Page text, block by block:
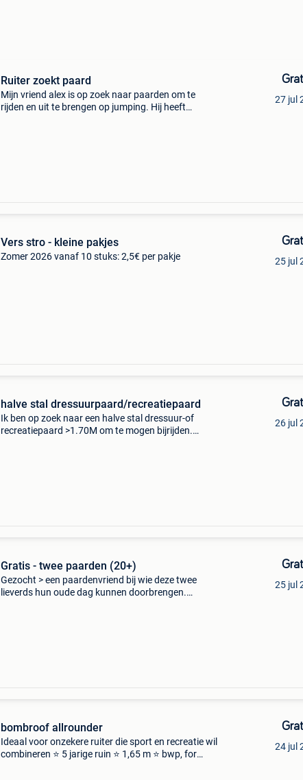
Ruiter zoekt paard
Mijn vriend alex is op zoek naar paarden om te
rijden en uit te brengen op jumping. Hij heeft
27 jul
Vers stro - kleine pakjes
Zomer 2026 vanaf 10 stuks: 2,5€ per pakje 25 jul
halve stal dressuurpaard/recreatiepaard
Ik ben op zoek naar een halve stal dressuur-of
recreatiepaard >1.70M om te mogen bijrijden.
26 jul
Gratis - twee paarden (20+)
Gezocht > een paardenvriend bij wie deze twee
lieverds hun oude dag kunnen doorbrengen.
25 jul
bombroof allrounder
Ideaal voor onzekere ruiter die sport en recreatie wil
combineren ⭐️ 5 jarige ruin ⭐️ 1,65 m ⭐️ bwp, for
24 jul